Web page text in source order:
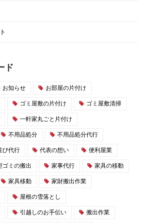
ド
お知らせ お部屋の片付け
ゴミ屋敷の片付け ゴミ屋敷清掃
一軒家丸ごと片付け
不用品処分 不用品処分代行
び代行 代表の想い 便利屋業
ゴミの搬出 家事代行 家具の移動
家具移動 家財搬出作業
屋根の雪落とし
引越しのお手伝い 搬出作業